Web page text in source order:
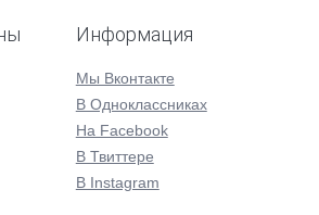
Информация
Мы Вконтакте
В Одноклассниках
На Facebook
В Твиттере
В Instagram